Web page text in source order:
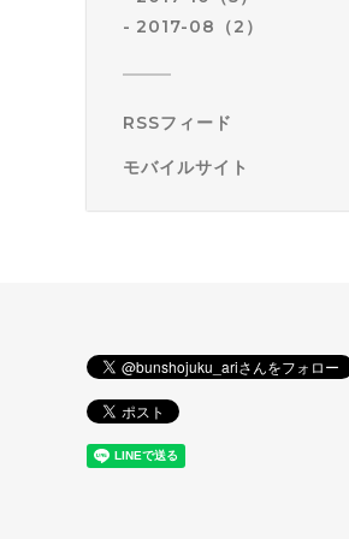
2017-08（2）
RSSフィード
モバイルサイト